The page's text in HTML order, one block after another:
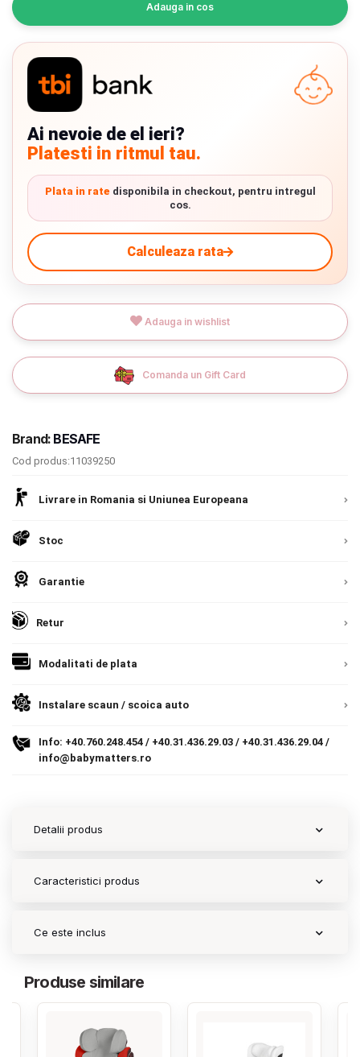
Adauga in cos
Ai nevoie de el ieri?
Platesti in ritmul tau.
Plata in ratedisponibila in checkout, pentru intregul
cos.
Calculeaza rata
Adauga in wishlist
Comanda un Gift Card
Brand: BESAFE
Cod produs:11039250
Livrare in Romania si Uniunea Europeana
Stoc
Garantie
Retur
Modalitati de plata
Instalare scaun / scoica auto
Info: +40.760.248.454 / +40.31.436.29.03 / +40.31.436.29.04 /
info@babymatters.ro
Detalii produs
Caracteristici produs
Ce este inclus
Produse similare